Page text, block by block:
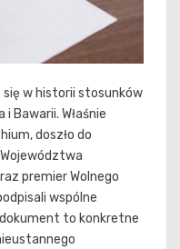
się w historii stosunków
Bawarii. Właśnie
doszło do
premier Wolnego
wspólne
to konkretne